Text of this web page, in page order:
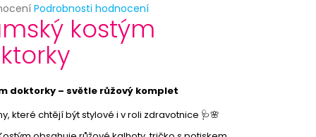
Podrobnosti hodnocení
kostým
doktorky – světle růžový komplet
které chtějí být stylové i v roli zdravotnice 🩺🌸
OBJEDNÁVKY